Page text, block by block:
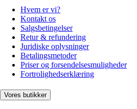
Hvem er vi?
Kontakt os
Salgsbetingelser
Retur & refundering
Juridiske oplysninger
Betalingsmetoder
Priser og forsendelsesmuligheder
Fortrolighedserklæring
Vores butikker